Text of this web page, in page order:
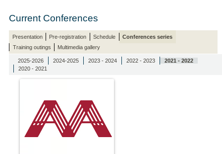
Current Conferences
Presentation Pre-registration Schedule
Conferences series
Training outings
Multimedia gallery
2025-2026 2024-2025 2023 - 2024 2022 - 2023
2021 - 2022
2020 - 2021